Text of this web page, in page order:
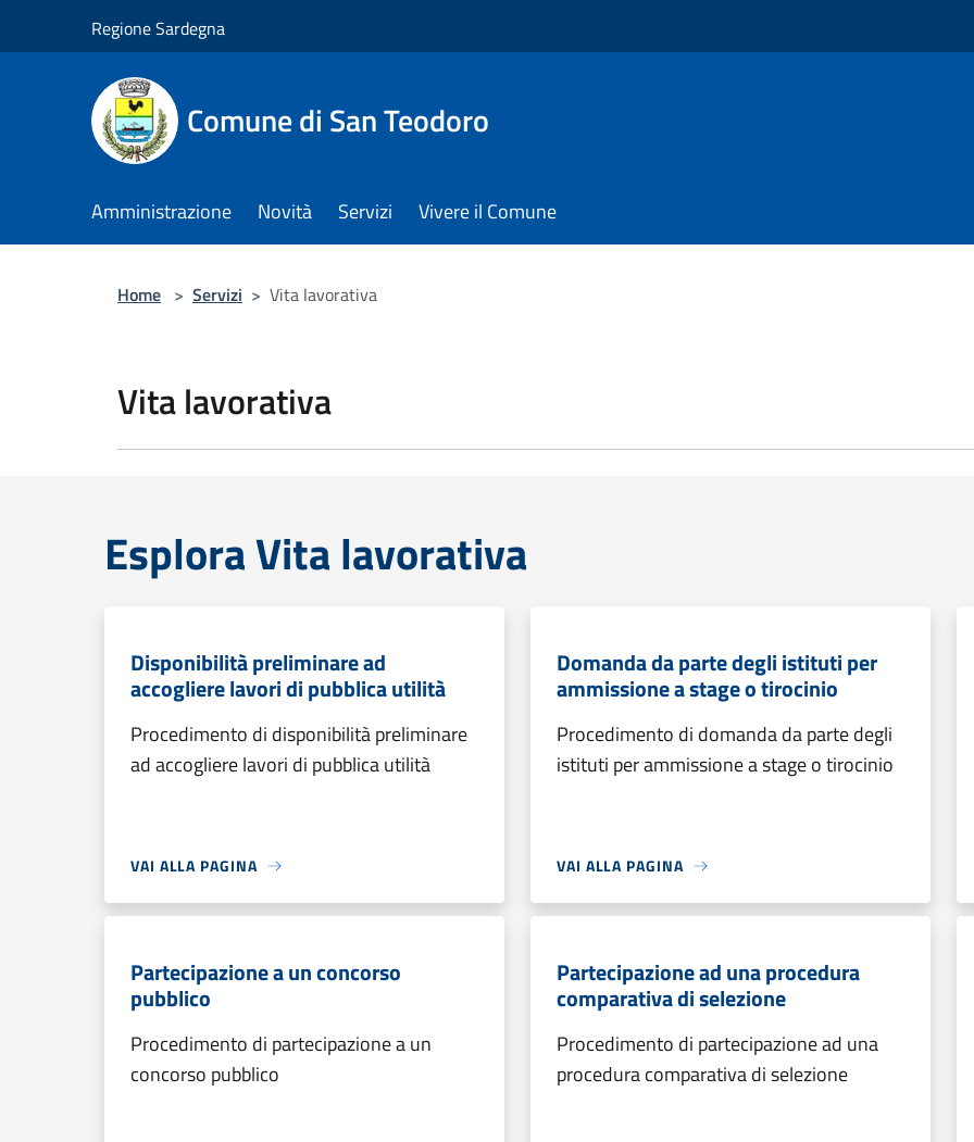
Regione Sardegna
Comune di San Teodoro
Amministrazione Novità Servizi Vivere il Comune
Home > Servizi > Vita lavorativa
Vita lavorativa
Esplora Vita lavorativa
Disponibilità preliminare ad
accogliere lavori di pubblica utilità
Procedimento di disponibilità preliminare
ad accogliere lavori di pubblica utilità
VAI ALLA PAGINA
Domanda da parte degli istituti per
ammissione a stage o tirocinio
Procedimento di domanda da parte degli
istituti per ammissione a stage o tirocinio
VAI ALLA PAGINA
Partecipazione a un concorso
pubblico
Procedimento di partecipazione a un
concorso pubblico
Partecipazione ad una procedura
comparativa di selezione
Procedimento di partecipazione ad una
procedura comparativa di selezione